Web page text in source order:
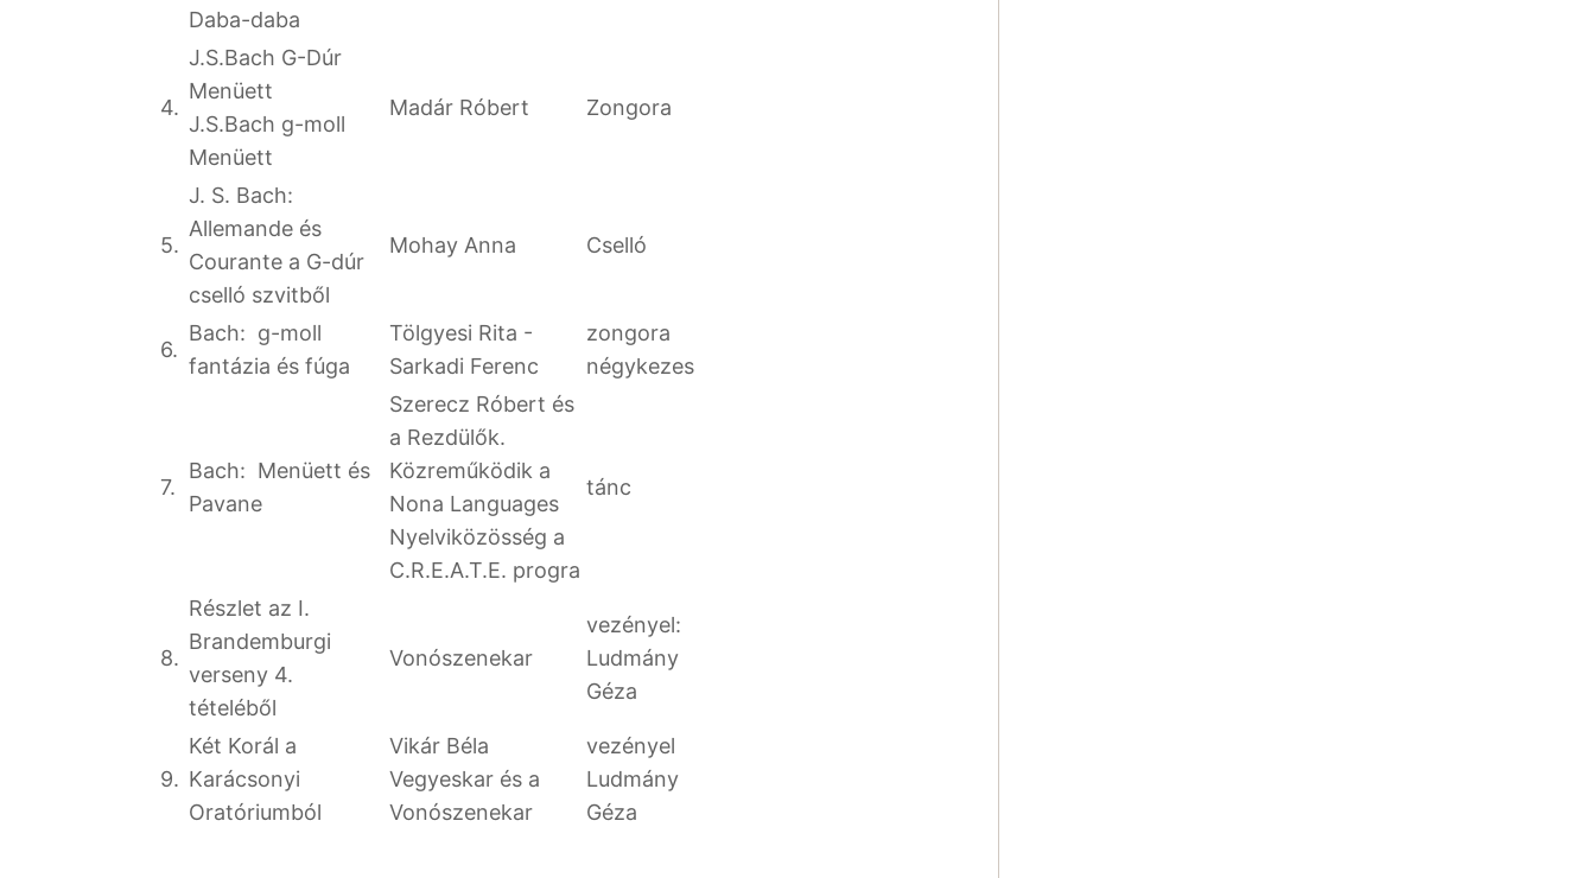
Daba-daba
4.
J.S.Bach G-Dúr
Menüett
J.S.Bach g-moll
Menüett
Madár Róbert Zongora
5.
J. S. Bach:
Allemande és
Courante a G-dúr
cselló szvitből
Mohay Anna Cselló
6.
Bach: g-moll
fantázia és fúga
Tölgyesi Rita -
Sarkadi Ferenc
zongora
négykezes
7.
Bach: Menüett és
Pavane
Szerecz Róbert és
a Rezdülők.
Közreműködik a
Nona Languages
Nyelviközösség a
C.R.E.A.T.E. progra
tánc
8.
Részlet az I.
Brandemburgi
verseny 4.
tételéből
Vonószenekar
vezényel:
Ludmány
Géza
9.
Két Korál a
Karácsonyi
Oratóriumból
Vikár Béla
Vegyeskar és a
Vonószenekar
vezényel
Ludmány
Géza